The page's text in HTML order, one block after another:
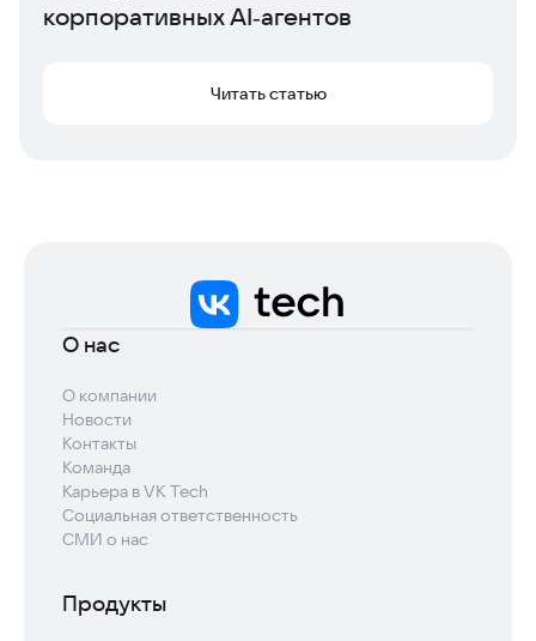
корпоративных AI‑агентов
Читать статью
О нас
О компании
Новости
Контакты
Команда
Карьера в VK Tech
Социальная ответственность
СМИ о нас
Продукты